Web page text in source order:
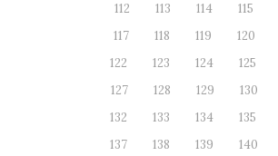
112
113 114 115
117
118 119 120
122
123 124 125
127
128 129 130
132
133 134 135
137
138 139 140